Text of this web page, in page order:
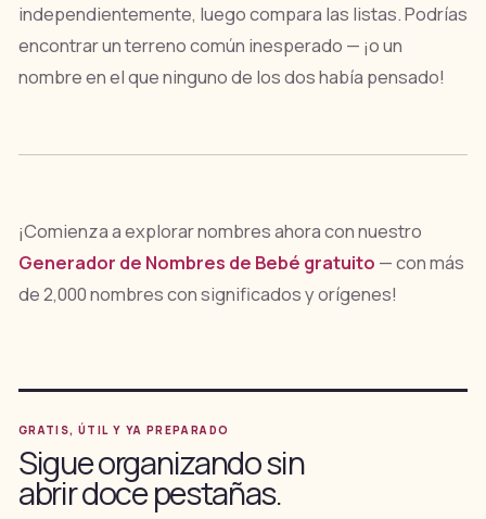
independientemente, luego compara las listas. Podrías
encontrar un terreno común inesperado — ¡o un
nombre en el que ninguno de los dos había pensado!
¡Comienza a explorar nombres ahora con nuestro
Generador de Nombres de Bebé gratuito — con más
de 2,000 nombres con significados y orígenes!
GRATIS, ÚTIL Y YA PREPARADO
Sigue organizando sin
abrir doce pestañas.